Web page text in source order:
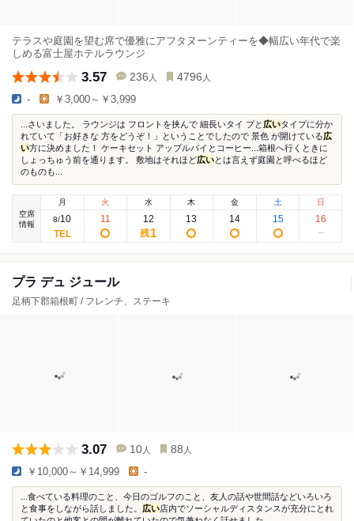
テラスや庭園を望む席で優雅にアフタヌーンティーを◆幅広い年代で楽
しめる富士屋ホテルラウンジ
3.57 236 人 4796 人
- ￥3,000～￥3,999
...さいました。 ラウンジは フロントを挟んで 細長いタイ プと 広いタイプに分か
れていて「お好きな 方をどうぞ！」ということでしたので 景色 が開けている広
い方に決めました！ ケーキセット アップルパイとコーヒー...箱根へ行くときに
しょっちゅう前を通ります。 敷地はそれほど広いとは言えず庭園と呼べるほど
のものも...
空席
情報
月
8/10
火
11
水
12
残1
木
13
金
14
土
15
日
16
プラ デュ ジュール
足柄下郡箱根町 / フレンチ、ステーキ
3.07 10 人 88 人
￥10,000～￥14,999 -
...食べている料理のこと、今日のゴルフのこと、友人の話や世間話などいろいろ
と食事をしながら話しました。 広い店内でソーシャルディスタンスが充分にとれ